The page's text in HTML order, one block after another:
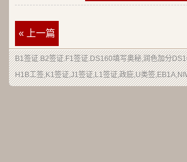
« 上一篇
B1签证.B2签证.F1签证.DS160填写奥秘,润色加分
H1B工签,K1签证,J1签证,L1签证,政庇,U类签